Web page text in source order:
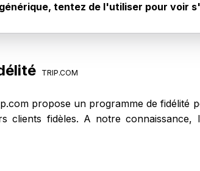
tentez de l'utiliser pour voir
communiqué par le site internet.
TRIP.COM
propose un programme de fidélité
clients fidèles. A notre